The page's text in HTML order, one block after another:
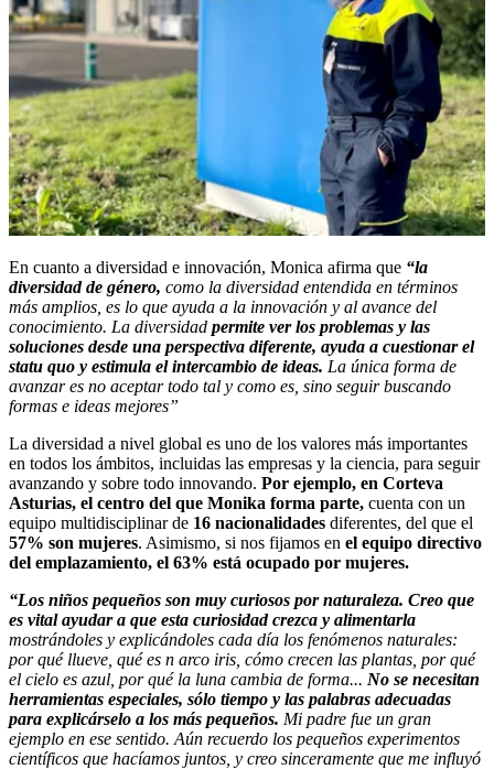
En cuanto a diversidad e innovación, Monica afirma que “la
diversidad de género, como la diversidad entendida en términos
más amplios, es lo que ayuda a la innovación y al avance del
conocimiento. La diversidad permite ver los problemas y las
soluciones desde una perspectiva diferente, ayuda a cuestionar el
statu quo y estimula el intercambio de ideas. La única forma de
avanzar es no aceptar todo tal y como es, sino seguir buscando
formas e ideas mejores”
La diversidad a nivel global es uno de los valores más importantes
en todos los ámbitos, incluidas las empresas y la ciencia, para seguir
avanzando y sobre todo innovando. Por ejemplo, en Corteva
Asturias, el centro del que Monika forma parte, cuenta con un
equipo multidisciplinar de 16 nacionalidades diferentes, del que el
57% son mujeres. Asimismo, si nos fijamos en el equipo directivo
del emplazamiento, el 63% está ocupado por mujeres.
“Los niños pequeños son muy curiosos por naturaleza. Creo que
es vital ayudar a que esta curiosidad crezca y alimentarla
mostrándoles y explicándoles cada día los fenómenos naturales:
por qué llueve, qué es n arco iris, cómo crecen las plantas, por qué
el cielo es azul, por qué la luna cambia de forma... No se necesitan
herramientas especiales, sólo tiempo y las palabras adecuadas
para explicárselo a los más pequeños. Mi padre fue un gran
ejemplo en ese sentido. Aún recuerdo los pequeños experimentos
científicos que hacíamos juntos, y creo sinceramente que me influyó